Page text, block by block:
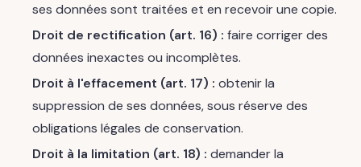
ses données sont traitées et en recevoir une copie.
Droit de rectification (art. 16) : faire corriger des
données inexactes ou incomplètes.
Droit à l'effacement (art. 17) : obtenir la
suppression de ses données, sous réserve des
obligations légales de conservation.
Droit à la limitation (art. 18) : demander la